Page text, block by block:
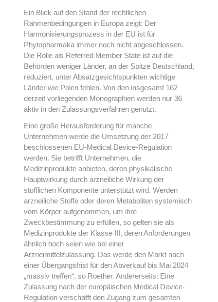
Ein Blick auf den Stand der rechtlichen
Rahmenbedingungen in Europa zeigt: Der
Harmonisierungsprozess in der EU ist für
Phytopharmaka immer noch nicht abgeschlossen.
Die Rolle als Referred Member State ist auf die
Behörden weniger Länder, an der Spitze Deutschland,
reduziert, unter Absatzgesichtspunkten wichtige
Länder wie Polen fehlen. Von den insgesamt 162
derzeit vorliegenden Monographien werden nur 36
aktiv in den Zulassungsverfahren genutzt.
Eine große Herausforderung für manche
Unternehmen werde die Umsetzung der 2017
beschlossenen EU-Medical Device-Regulation
werden. Sie betrifft Unternehmen, die
Medizinprodukte anbieten, deren physikalische
Hauptwirkung durch arzneiliche Wirkung der
stofflichen Komponente unterstützt wird. Werden
arzneiliche Stoffe oder deren Metaboliten systemisch
vom Körper aufgenommen, um ihre
Zweckbestimmung zu erfüllen, so gelten sie als
Medizinprodukte der Klasse III, deren Anforderungen
ähnlich hoch seien wie bei einer
Arzneimittelzulassung. Das werde den Markt nach
einer Übergangsfrist für den Abverkauf bis Mai 2024
„massiv treffen“, so Roether. Andererseits: Eine
Zulassung nach der europäischen Medical Device-
Regulation verschafft den Zugang zum gesamten